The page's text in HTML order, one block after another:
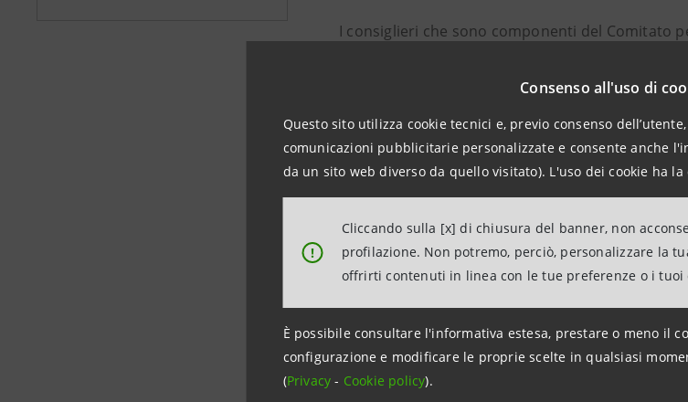
Consenso all'uso di
Questo sito utilizza cookie tecnici e, previo consenso
comunicazioni pubblicitarie personalizzate e consente anche
da un sito web diverso da quello visitato). L'uso dei cookie ha
!
Cliccando sulla [x] di chiusura del banner, non
profilazione. Non potremo, perciò, personalizzare la
offrirti contenuti in linea con le tue preferenze o i tuoi
È possibile consultare l'informativa estesa, prestare o meno il
configurazione e modificare le proprie scelte in qualsiasi
(Privacy- Cookie policy).
I consiglieri che sono componenti del Comitato
requisiti addizionali previsti dalla normativa e
__________
(1) Rappresentante di Lista di Minoranza
(2) Componente del Comitato per il Controllo
Investor Relations
Media Relations
+39.02.87962326